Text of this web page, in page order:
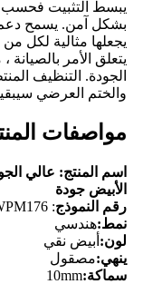
يبسط التثبيت فحسب
بشكل آمن. يسمح دعم
يتعلق الأمر
الجودة. التنظيف
والختم العرضي
مواصفات
اسم المنتج: عالي
الأبيض جودة
رقم النموذج: WPM176
نمط:هندسي
لون: أبيض نقي
ينهي:مصقول
سماكة:10mm